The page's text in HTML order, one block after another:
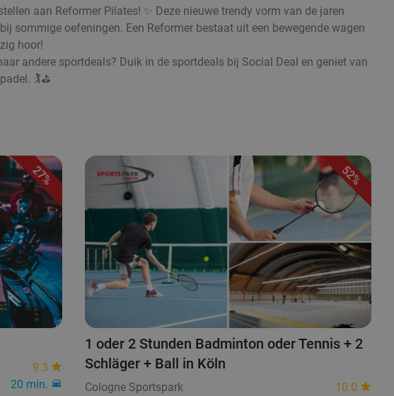
aan Reformer Pilates! ✨ Deze nieuwe trendy vorm van de jaren
sommige oefeningen. Een Reformer bestaat uit een bewegende wagen
hoor!
andere sportdeals? Duik in de sportdeals bij Social Deal en geniet van
🏌️⛳
27%
9.3
20 min.
52%
1 oder 2 Stunden Badminton oder Tennis + 2
Schläger + Ball in Köln
Cologne Sportspark
10.0